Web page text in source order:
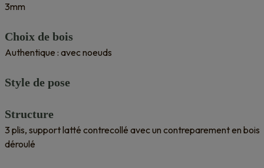
3mm
Choix de bois
Authentique : avec noeuds
Style de pose
Structure
3 plis, support latté contrecollé avec un contreparement en bois
déroulé